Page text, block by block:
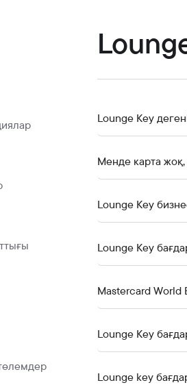
Lounge Key
Менде карта
Lounge Key
Lounge Key
Mastercard World
Lounge Key
Lounge key